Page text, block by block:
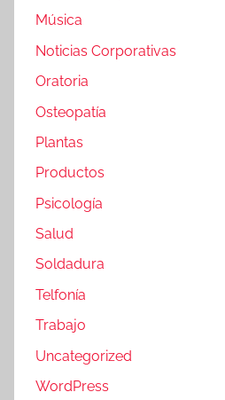
Música
Noticias Corporativas
Oratoria
Osteopatía
Plantas
Productos
Psicología
Salud
Soldadura
Telfonía
Trabajo
Uncategorized
WordPress